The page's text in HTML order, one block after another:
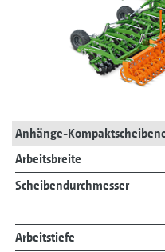
Anhänge-
Arbeitsbreite
Scheibendurchmesser
Arbeitstiefe